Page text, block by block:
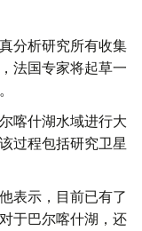
分析研究所有收集
法国专家将起草一
喀什湖水域进行大
过程包括研究卫星
表示，目前已有了
于巴尔喀什湖，还